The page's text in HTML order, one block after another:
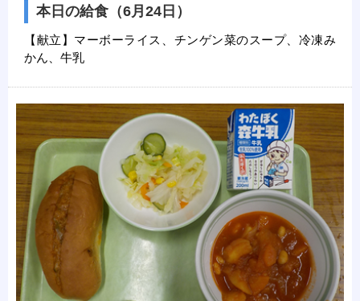
本日の給食（6月24日）
【献立】マーボーライス、チンゲン菜のスープ、冷凍み
かん、牛乳